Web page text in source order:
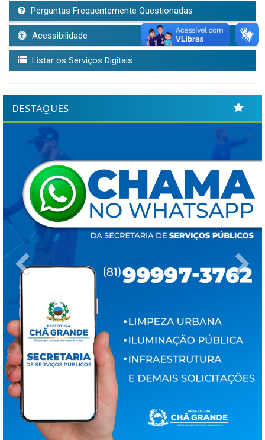
Perguntas Frequentemente Questionadas
Acessibilidade
Listar os Serviços Digitais
DESTAQUES